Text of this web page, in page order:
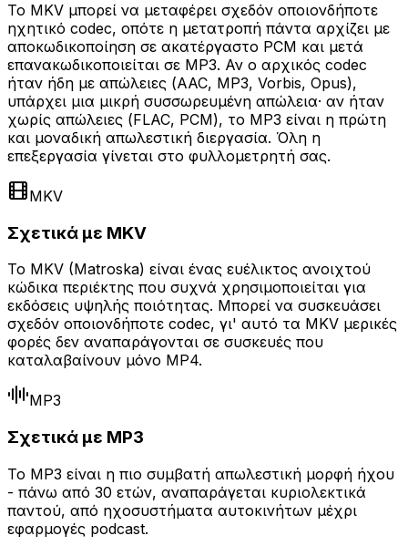
Το MKV μπορεί να μεταφέρει σχεδόν οποιονδήποτε
ηχητικό codec, οπότε η μετατροπή πάντα αρχίζει με
αποκωδικοποίηση σε ακατέργαστο PCM και μετά
επανακωδικοποιείται σε MP3. Αν ο αρχικός codec
ήταν ήδη με απώλειες (AAC, MP3, Vorbis, Opus),
υπάρχει μια μικρή συσσωρευμένη απώλεια· αν ήταν
χωρίς απώλειες (FLAC, PCM), το MP3 είναι η πρώτη
και μοναδική απωλεστική διεργασία. Όλη η
επεξεργασία γίνεται στο φυλλομετρητή σας.
MKV
Σχετικά με MKV
Το MKV (Matroska) είναι ένας ευέλικτος ανοιχτού
κώδικα περιέκτης που συχνά χρησιμοποιείται για
εκδόσεις υψηλής ποιότητας. Μπορεί να συσκευάσει
σχεδόν οποιονδήποτε codec, γι' αυτό τα MKV μερικές
φορές δεν αναπαράγονται σε συσκευές που
καταλαβαίνουν μόνο MP4.
MP3
Σχετικά με MP3
Το MP3 είναι η πιο συμβατή απωλεστική μορφή ήχου
- πάνω από 30 ετών, αναπαράγεται κυριολεκτικά
παντού, από ηχοσυστήματα αυτοκινήτων μέχρι
εφαρμογές podcast.